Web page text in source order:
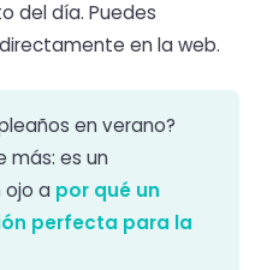
del día. Puedes
en la web.
en verano?
más: es un
ojo a por qué un
perfecta para la